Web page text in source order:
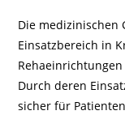
Die medizinischen
Einsatzbereich in
Durch deren
sicher für